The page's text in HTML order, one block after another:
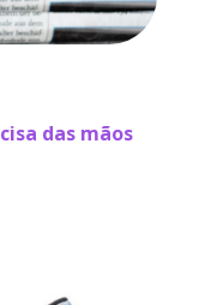
das mãos